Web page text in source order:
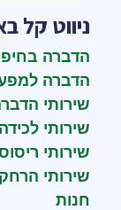
ניווט קל
הדברה
הדברה
שירותי
שירותי לכידה
שירותי
שירותי
חנות